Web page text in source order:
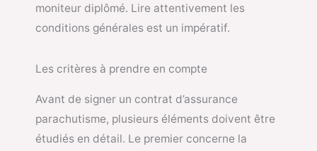
moniteur diplômé. Lire attentivement les
conditions générales est un impératif.
Les critères à prendre en compte
Avant de signer un contrat d’assurance
parachutisme, plusieurs éléments doivent être
étudiés en détail. Le premier concerne la